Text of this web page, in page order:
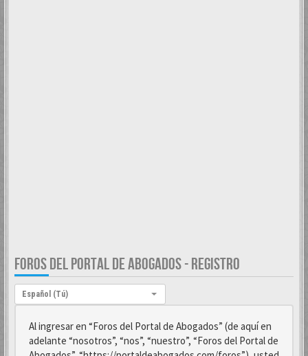
FOROS DEL PORTAL DE ABOGADOS - REGISTRO
Idioma:
Español (Tú)
Al ingresar en “Foros del Portal de Abogados” (de aquí en
adelante “nosotros”, “nos”, “nuestro”, “Foros del Portal de